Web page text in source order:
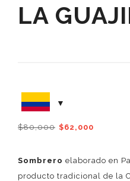
LA
$80,000 El
original
era:
$62,000
actual
es:
Sombrero elaborado en
producto tradicional de la